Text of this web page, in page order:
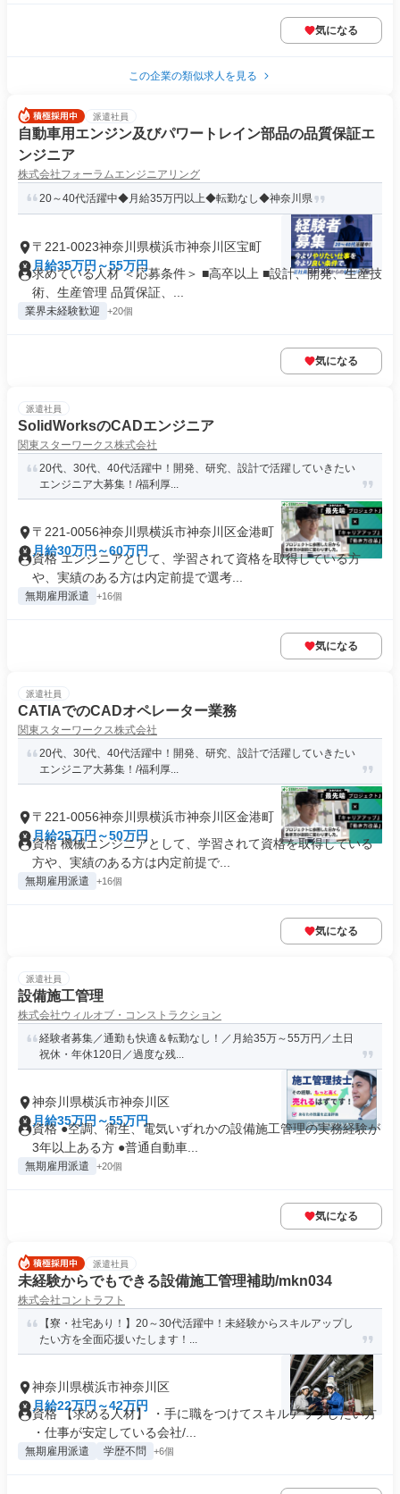
気になる
この企業の類似求人を見る
派遣社員
自動車用エンジン及びパワートレイン部品の品質保証エ
ンジニア
株式会社フォーラムエンジニアリング
20～40代活躍中◆月給35万円以上◆転勤なし◆神奈川県
〒221-0023神奈川県横浜市神奈川区宝町
月給35万円～55万円
求めている人材 ＜応募条件＞ ■高卒以上 ■設計、開発、生産技
術、生産管理 品質保証、...
業界未経験歓迎 +20個
気になる
派遣社員
SolidWorksのCADエンジニア
関東スターワークス株式会社
20代、30代、40代活躍中！開発、研究、設計で活躍していきたい
エンジニア大募集！/福利厚...
〒221-0056神奈川県横浜市神奈川区金港町
月給30万円～60万円
資格 エンジニアとして、学習されて資格を取得している方
や、実績のある方は内定前提で選考...
無期雇用派遣 +16個
気になる
派遣社員
CATIAでのCADオペレーター業務
関東スターワークス株式会社
20代、30代、40代活躍中！開発、研究、設計で活躍していきたい
エンジニア大募集！/福利厚...
〒221-0056神奈川県横浜市神奈川区金港町
月給25万円～50万円
資格 機械エンジニアとして、学習されて資格を取得している
方や、実績のある方は内定前提で...
無期雇用派遣 +16個
気になる
派遣社員
設備施工管理
株式会社ウィルオブ・コンストラクション
経験者募集／通勤も快適＆転勤なし！／月給35万～55万円／土日
祝休・年休120日／過度な残...
神奈川県横浜市神奈川区
月給35万円～55万円
資格 ●空調、衛生、電気いずれかの設備施工管理の実務経験が
3年以上ある方 ●普通自動車...
無期雇用派遣 +20個
気になる
派遣社員
未経験からでもできる設備施工管理補助/mkn034
株式会社コントラフト
【寮・社宅あり！】20～30代活躍中！未経験からスキルアップし
たい方を全面応援いたします！...
神奈川県横浜市神奈川区
月給22万円～42万円
資格 【求める人材】 ・手に職をつけてスキルアップしたい方
・仕事が安定している会社/...
無期雇用派遣 学歴不問 +6個